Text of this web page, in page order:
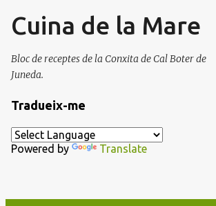
Salta al contingut principal
Cuina de la Mare
Bloc de receptes de la Conxita de Cal Boter de
Juneda.
Tradueix-me
Powered by Translate